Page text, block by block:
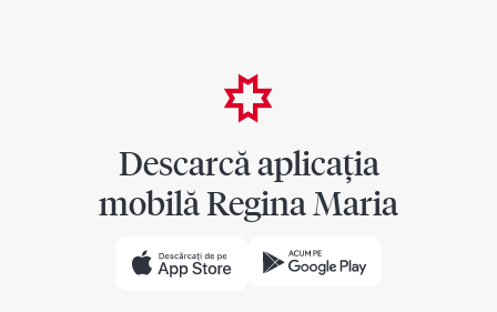
Descarcă aplicația
mobilă Regina Maria